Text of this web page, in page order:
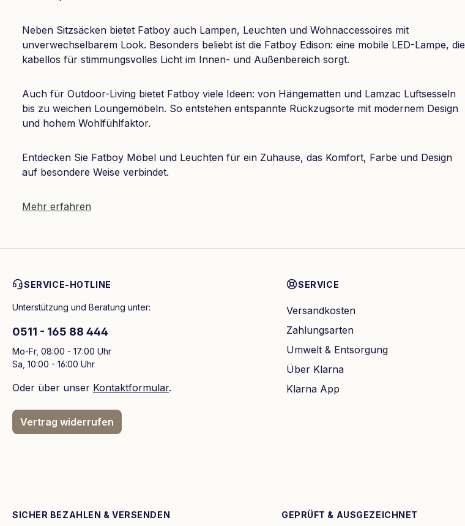
Neben Sitzsäcken bietet Fatboy auch Lampen, Leuchten und Wohnaccessoires mit
unverwechselbarem Look. Besonders beliebt ist die Fatboy Edison: eine mobile LED-Lampe, die
kabellos für stimmungsvolles Licht im Innen- und Außenbereich sorgt.
Auch für Outdoor-Living bietet Fatboy viele Ideen: von Hängematten und Lamzac Luftsesseln
bis zu weichen Loungemöbeln. So entstehen entspannte Rückzugsorte mit modernem Design
und hohem Wohlfühlfaktor.
Entdecken Sie Fatboy Möbel und Leuchten für ein Zuhause, das Komfort, Farbe und Design
auf besondere Weise verbindet.
Mehr erfahren
SERVICE-HOTLINE
Unterstützung und Beratung unter:
0511 - 165 88 444
Mo-Fr, 08:00 - 17:00 Uhr
Sa, 10:00 - 16:00 Uhr
Oder über unser Kontaktformular.
Vertrag widerrufen
SERVICE
Versandkosten
Zahlungsarten
Umwelt & Entsorgung
Über Klarna
Klarna App
SICHER BEZAHLEN & VERSENDEN GEPRÜFT & AUSGEZEICHNET